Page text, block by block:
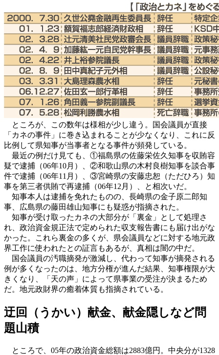
ところが、この数年は様相が少し違う。国会議員が直接
「カネの事件」に巻き込まれることが少なくなり、これに反
比例して県知事が当事者となる事件が頻発している。
最近の例だけ見ても、①福島県の佐藤栄佐久知事を収賄容
疑で逮捕（06年10月）、②和歌山県の木村良樹知事を談合事
件で逮捕（06年11月）、③宮崎県の安藤忠恕（ただひろ）知
事を第三者供賄で再逮捕（06年12月）、と相次いだ。
知事本人は逮捕を免れたものの、長崎県の金子原二郎知
事、広島県の藤田雄山知事にも疑惑が指摘された。
知事が受け取ったカネの大部分が「裏金」として処理さ
れ、政治資金規正法で定められた収支報告書にも届け出がな
かった。これら裏金の多くが、県会議員などに対する地元政
界工作に使われたとの証言もあるが、真相は闇の中だ。
国会議員の汚職摘発が激減し、代わって知事が摘発される
例が多くなったのは、地方分権が進んだ結果、知事権限が大
きくなり、「天の声」によって県事業の受注が決まるため
だ。地元政財界の癒着体質も指摘されている。
迂回（うかい）献金、献金隠しなど問
題山積
ところで、05年の政治資金総額は2883億円。中央分が1328